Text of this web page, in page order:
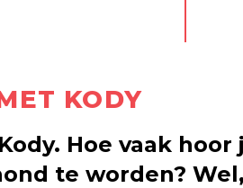
KODY
Hoe vaak
te worden?